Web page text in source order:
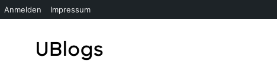
Anmelden Impressum